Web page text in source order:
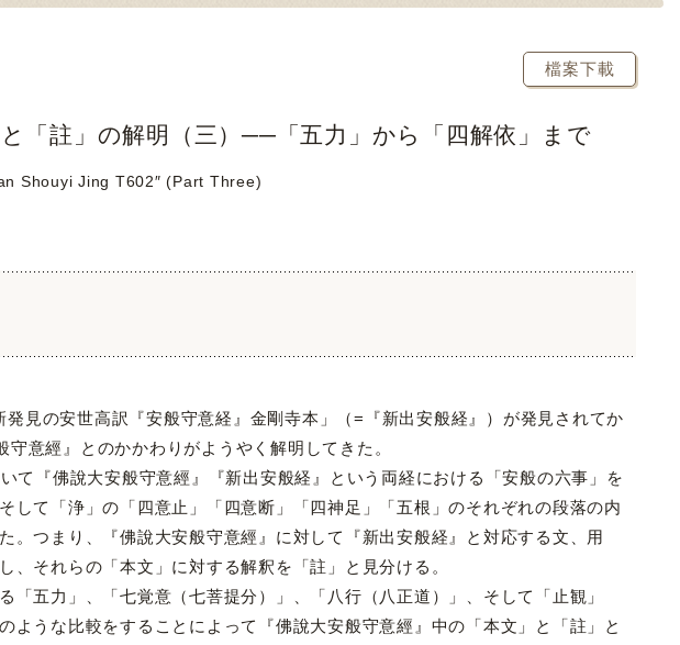
檔案下載
「註」の解明（三）──「五力」から「四解依」まで
Shouyi Jing T602″ (Part Three)
の安世高訳『安般守意経』金剛寺本」（=『新出安般経』）が発見されてか
意經』とのかかわりがようやく解明してきた。
『佛說大安般守意經』『新出安般経』という両経における「安般の六事」を
して「浄」の「四意止」「四意断」「四神足」「五根」のそれぞれの段落の内
。つまり、『佛說大安般守意經』に対して『新出安般経』と対応する文、用
それらの「本文」に対する解釈を「註」と見分ける。
五力」、「七覚意（七菩提分）」、「八行（八正道）」、そして「止観」
ような比較をすることによって『佛說大安般守意經』中の「本文」と「註」と